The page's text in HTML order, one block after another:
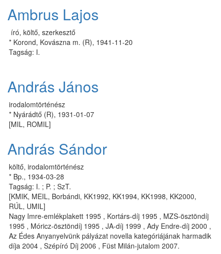
Ambrus Lajos
író, költő, szerkesztő
* Korond, Kovászna m. (R), 1941-11-20
Tagság: I.
András János
irodalomtörténész
* Nyárádtő (R), 1931-01-07
[MIL, ROMIL]
András Sándor
költő, irodalomtörténész
* Bp., 1934-03-28
Tagság: I. ; P. ; SzT.
[KMIK, MEIL, Borbándi, KK1992, KK1994, KK1998, KK2000,
RÚL, UMIL]
Nagy Im­re-em­lék­pla­kett 1995 , Kor­társ-díj 1995 , MZS-ösztöndíj
1995 , Móricz-ösztöndíj 1995 , JA-díj 1999 , Ady Endre-díj 2000 ,
Az Édes Anyanyelvünk pályázat novella kategóriájának harmadik
díja 2004 , Szépíró Díj 2006 , Füst Milán-jutalom 2007.